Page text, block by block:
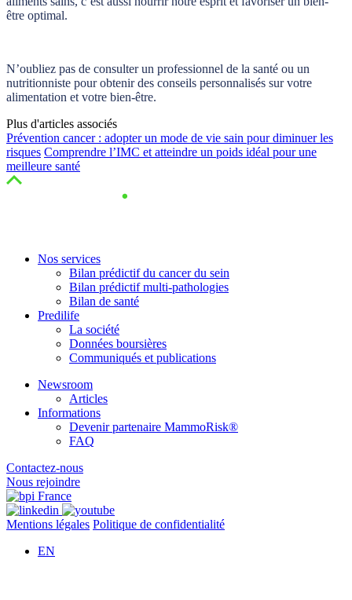
être optimal.
N’oubliez pas de consulter un professionnel de la santé ou un
nutritionniste pour obtenir des conseils personnalisés sur votre
alimentation et votre bien-être.
Plus d'articles associés
Prévention cancer : adopter un mode de vie sain pour diminuer les
risques Comprendre l’IMC et atteindre un poids idéal pour une
meilleure santé
Nos services
Bilan prédictif du cancer du sein
Bilan prédictif multi-pathologies
Bilan de santé
Predilife
La société
Données boursières
Communiqués et publications
Newsroom
Articles
Informations
Devenir partenaire MammoRisk®
FAQ
Contactez-nous
Nous rejoindre
Mentions légales Politique de confidentialité
EN